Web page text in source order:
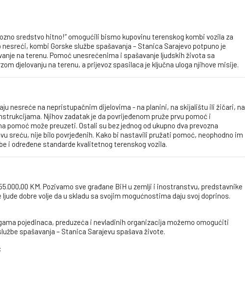
sredstvo hitno!” omogućili bismo kupovinu terenskog kombi vozila za
kombi Gorske službe spašavanja – Stanica Sarajevo potpuno je
na terenu. Pomoć unesrećenima i spašavanje ljudskih života sa
djelovanju na terenu, a prijevoz spasilaca je ključna uloga njihove misije.
nesreće na nepristupačnim dijelovima - na planini, na skijalištu ili žičari, na
Njihov zadatak je da povrijeđenom pruže prvu pomoć i
pomoć može preuzeti. Ostali su bez jednog od ukupno dva prevozna
sreću, nije bilo povrjeđenih. Kako bi nastavili pružati pomoć, neophodno im
i određene standarde kvalitetnog terenskog vozila.
KM. Pozivamo sve građane BiH u zemlji i inostranstvu, predstavnike
dobre volje da u skladu sa svojim mogućnostima daju svoj doprinos.
pojedinaca, preduzeća i nevladinih organizacija možemo omogućiti
spašavanja – Stanica Sarajevu spašava živote.